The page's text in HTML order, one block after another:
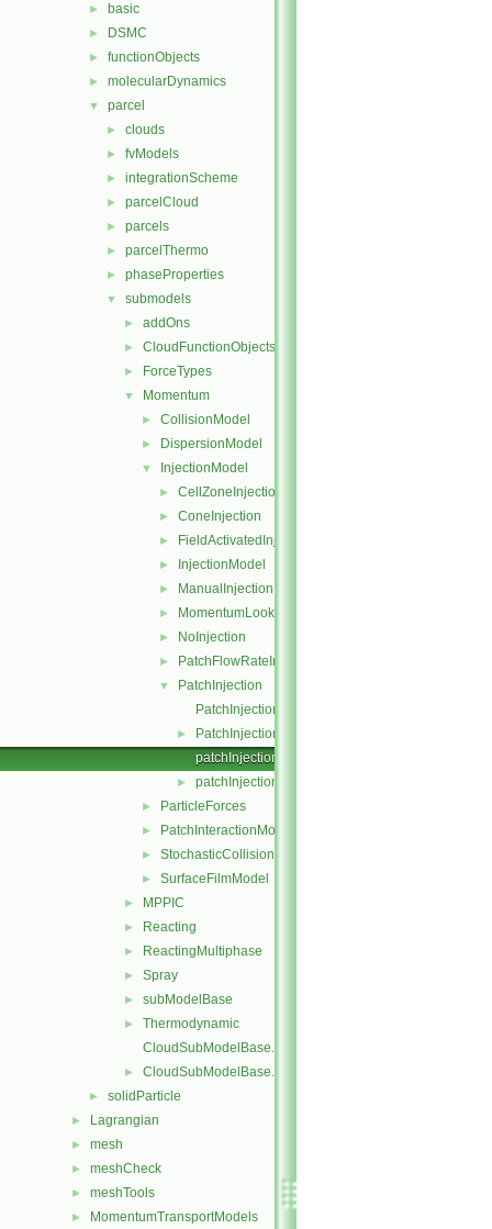
► basic
► DSMC
► functionObjects
► molecularDynamics
▼ parcel
► clouds
► fvModels
► integrationScheme
► parcelCloud
► parcels
► parcelThermo
► phaseProperties
▼ submodels
► addOns
► CloudFunctionObjects
► ForceTypes
▼ Momentum
► CollisionModel
► DispersionModel
▼ InjectionModel
► CellZoneInjection
► ConeInjection
► FieldActivatedInjection
► InjectionModel
► ManualInjection
► MomentumLookupTableInjection
► NoInjection
► PatchFlowRateInjection
▼
PatchInjection
PatchInjection.C
►
PatchInjection.H
patchInjectionBase.C
► patchInjectionBase.H
► ParticleForces
► PatchInteractionModel
► StochasticCollision
► SurfaceFilmModel
► MPPIC
► Reacting
► ReactingMultiphase
► Spray
► subModelBase
►
Thermodynamic
CloudSubModelBase.C
► CloudSubModelBase.H
► solidParticle
► Lagrangian
► mesh
► meshCheck
► meshTools
► MomentumTransportModels